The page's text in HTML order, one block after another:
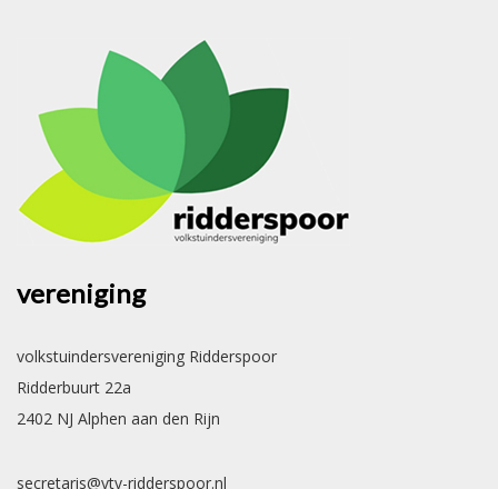
vereniging
volkstuindersvereniging Ridderspoor
Ridderbuurt 22a
2402 NJ Alphen aan den Rijn
secretaris@vtv-ridderspoor.nl